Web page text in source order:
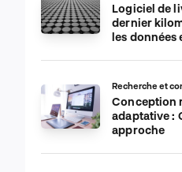
Logiciel de
dernier
les données
Recherche et
Conception
adaptative :
approche